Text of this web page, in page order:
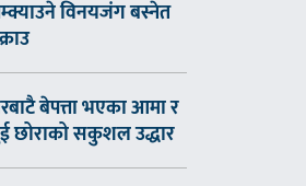
विनयजंग बस्नेत
बेपत्ता भएका आमा र
छोराको सकुशल उद्धार